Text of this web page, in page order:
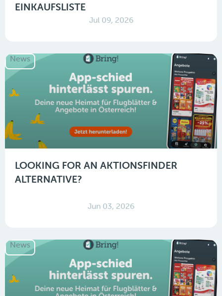
EINKAUFSLISTE
Jul 09, 2026
News
LOOKING FOR AN AKTIONSFINDER
ALTERNATIVE?
Jun 03, 2026
News